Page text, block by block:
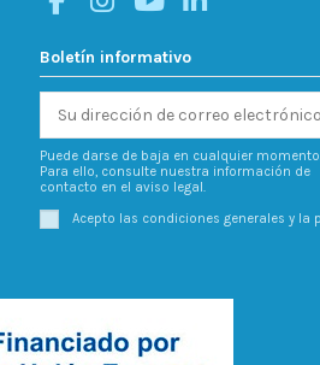
Boletín informativo
Puede darse de baja en cualquier
Para ello, consulte nuestra información de
contacto en el aviso legal.
Acepto las condiciones generales y la